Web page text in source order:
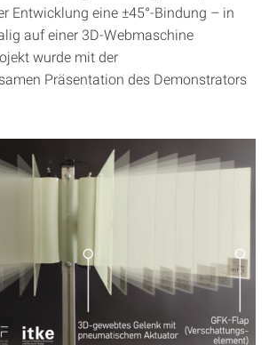
Entwicklung eine ±45°-Bindung – in
auf einer 3D-Webmaschine
wurde mit der
Präsentation des Demonstrators